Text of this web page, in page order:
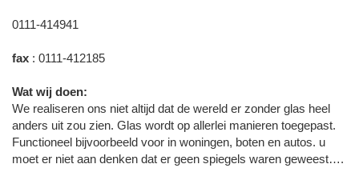
0111-414941
fax : 0111-412185
Wat wij doen:
We realiseren ons niet altijd dat de wereld er zonder glas heel
anders uit zou zien. Glas wordt op allerlei manieren toegepast.
Functioneel bijvoorbeeld voor in woningen, boten en autos. u
moet er niet aan denken dat er geen spiegels waren geweest….